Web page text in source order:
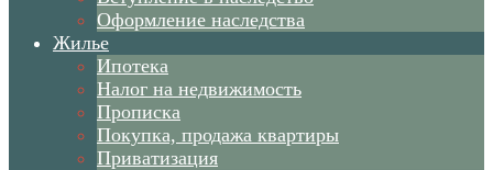
Оформление наследства
Жилье
Ипотека
Налог на недвижимость
Прописка
Покупка, продажа квартиры
Приватизация